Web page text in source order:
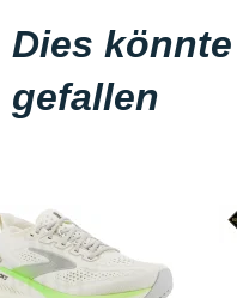
Dies
gefallen